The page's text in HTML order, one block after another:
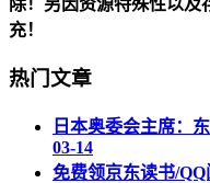
充！
热门文章
日本奥委会主席：
03-14
免费领京东读书/